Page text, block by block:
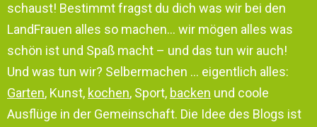
schaust! Bestimmt fragst du dich was wir bei den
LandFrauen alles so machen… wir mögen alles was
schön ist und Spaß macht – und das tun wir auch!
Und was tun wir? Selbermachen … eigentlich alles:
Garten, Kunst, kochen, Sport, backen und coole
Ausflüge in der Gemeinschaft. Die Idee des Blogs ist